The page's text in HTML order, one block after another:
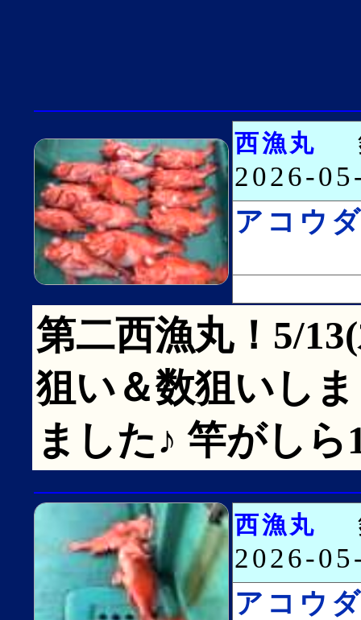
西漁丸
2026-
アコウ
第二西漁丸！5/
狙い＆数狙いし
ました♪ 竿がしら
西漁丸
2026-
アコウ